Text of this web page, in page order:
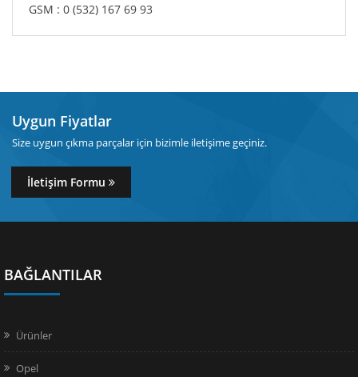
GSM : 0 (532) 167 69 93
Uygun Fiyatlar
Size uygun çıkma parçalar için bizimle iletişime geçiniz.
İletişim Formu
BAĞLANTILAR
Ürünler
Opel